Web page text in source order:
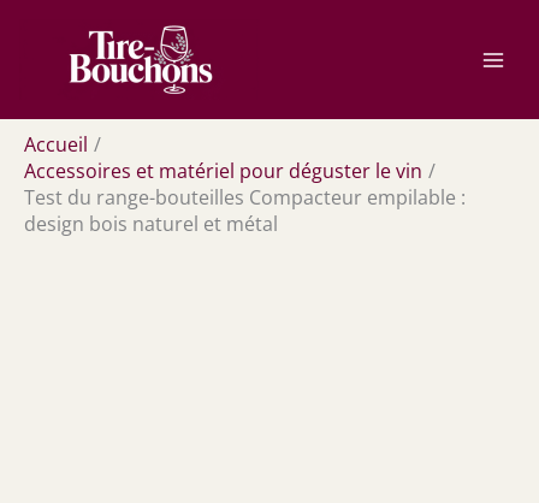
contenu
Accueil
Accessoires et matériel pour déguster le vin
Test du range-bouteilles Compacteur empilable :
design bois naturel et métal